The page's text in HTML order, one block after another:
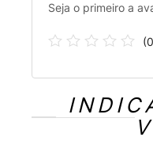
Seja o primeiro a
(0